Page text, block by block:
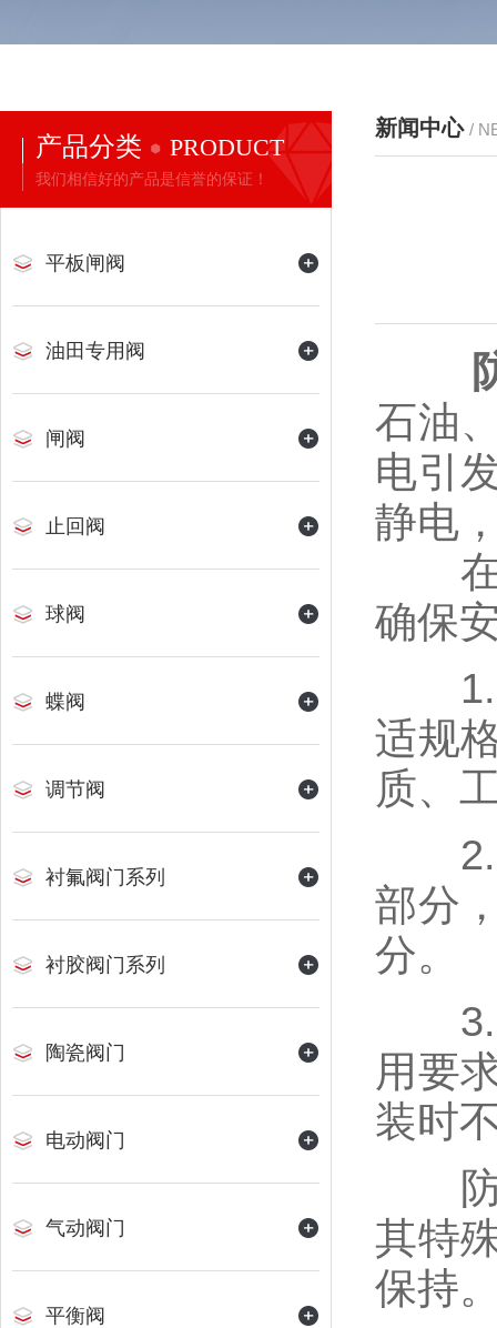
产品分类 PRODUCT
我们相信好的产品是信誉的保证！
平板闸阀
油田专用阀
闸阀
止回阀
球阀
蝶阀
调节阀
衬氟阀门系列
衬胶阀门系列
陶瓷阀门
电动阀门
气动阀门
平衡阀
新闻中心 /
石油
电引
静电
在
确保
1.
适规
质、
2.
部分
分。
3.
用要
装时
防
其特
保持